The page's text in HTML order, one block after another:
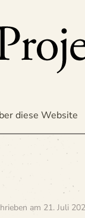
diese Website
am 21. Juli